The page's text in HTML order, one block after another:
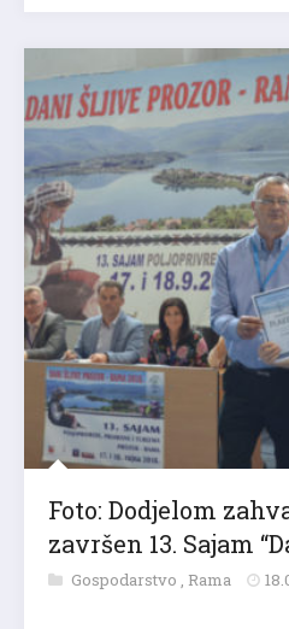
Foto: Dodjelom
završen 13. Sajam
Gospodarstvo , Rama